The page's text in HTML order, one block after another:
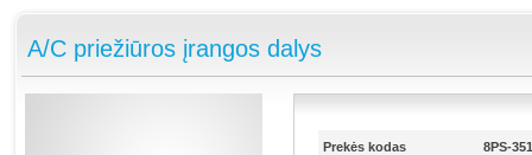
A/C priežiūros įrangos dalys
Prekės kodas 8PS-